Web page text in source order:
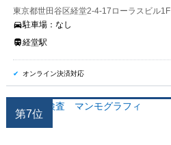
東京都世田谷区経堂2-4-17ローラスビル1F
駐車場： なし
経堂駅
オンライン決済対応
第7位